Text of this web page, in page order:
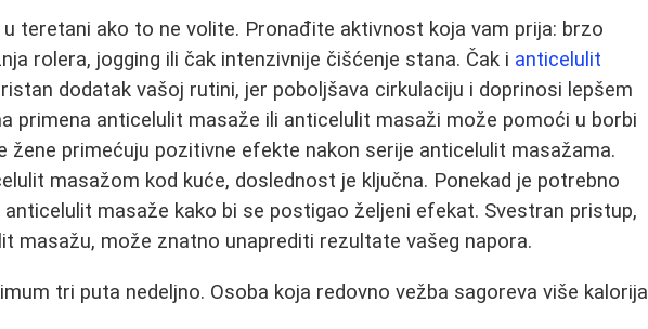
teretani ako to ne volite. Pronađite aktivnost koja vam prija: brzo
rolera, jogging ili čak intenzivnije čišćenje stana. Čak i anticelulit
dodatak vašoj rutini, jer poboljšava cirkulaciju i doprinosi lepšem
primena anticelulit masaže ili anticelulit masaži može pomoći u borbi
žene primećuju pozitivne efekte nakon serije anticelulit masažama.
masažom kod kuće, doslednost je ključna. Ponekad je potrebno
masaže kako bi se postigao željeni efekat. Svestran pristup,
masažu, može znatno unaprediti rezultate vašeg napora.
tri puta nedeljno. Osoba koja redovno vežba sagoreva više kalorija